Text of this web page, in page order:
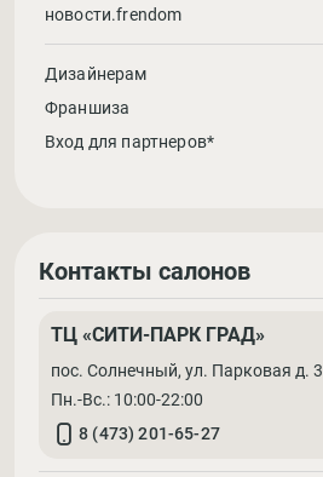
новости.frendom
Дизайнерам
Франшиза
Вход для партнеров*
Контакты салонов
ТЦ «СИТИ-ПАРК ГРАД»
пос. Солнечный, ул. Парковая д. 3
Пн.-Вс.: 10:00-22:00
8 (473) 201-65-27